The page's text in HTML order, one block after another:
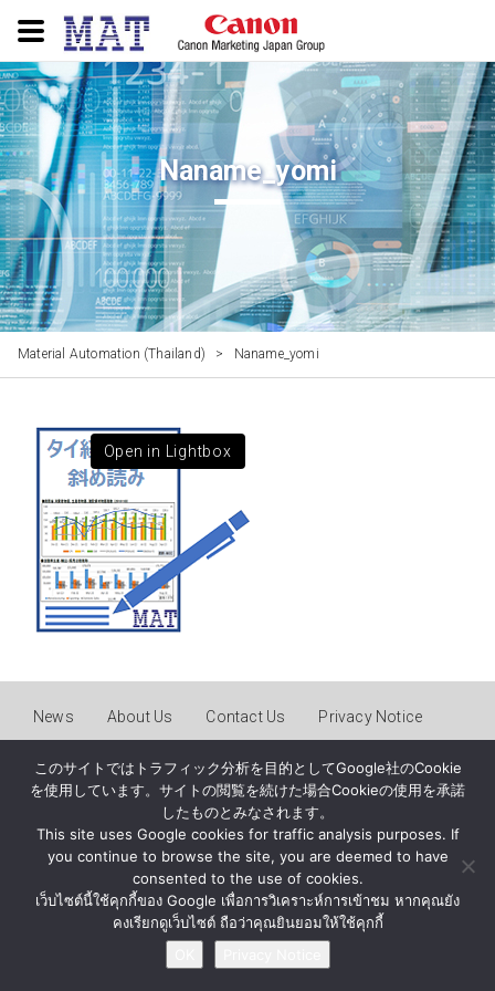
Naname_yomi
Material Automation (Thailand) > Naname_yomi
Open in Lightbox
News About Us Contact Us Privacy Notice
© BY MATERIAL AUTOMATION ( THAILAND ) Co., Ltd.
このサイトではトラフィック分析を目的としてGoogle社のCookie
を使用しています。サイトの閲覧を続けた場合Cookieの使用を承諾
したものとみなされます。
This site uses Google cookies for traffic analysis purposes. If
you continue to browse the site, you are deemed to have
consented to the use of cookies.
เว็บไซต์นี้ใช้คุกกี้ของ Google เพื่อการวิเคราะห์การเข้าชม หากคุณยัง
คงเรียกดูเว็บไซต์ ถือว่าคุณยินยอมให้ใช้คุกกี้